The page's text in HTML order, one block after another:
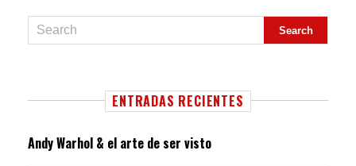
ENTRADAS RECIENTES
Andy Warhol & el arte de ser visto